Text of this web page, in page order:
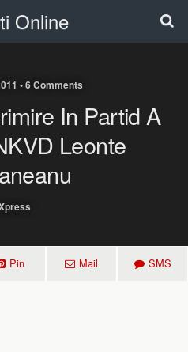
Online
• 6 Comments
In Partid A
Leonte
Pin Mail SMS